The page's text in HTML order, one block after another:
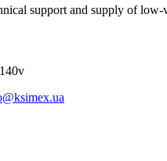
support and supply of